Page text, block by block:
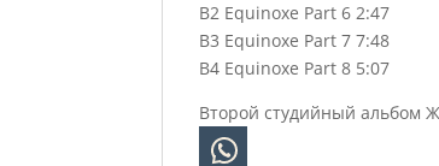
B2 Equinoxe Part 6 2:47
B3 Equinoxe Part 7 7:48
B4 Equinoxe Part 8 5:07
Второй студийный альбом